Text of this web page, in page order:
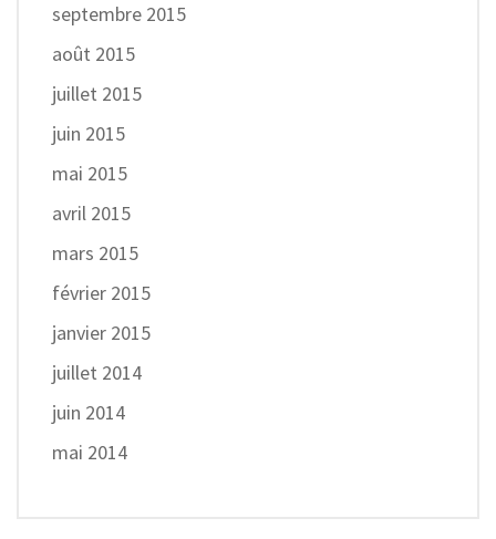
septembre 2015
août 2015
juillet 2015
juin 2015
mai 2015
avril 2015
mars 2015
février 2015
janvier 2015
juillet 2014
juin 2014
mai 2014